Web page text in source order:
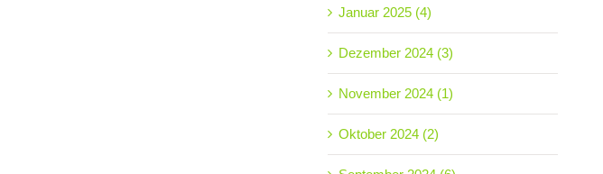
Januar 2025 (4)
Dezember 2024 (3)
November 2024 (1)
Oktober 2024 (2)